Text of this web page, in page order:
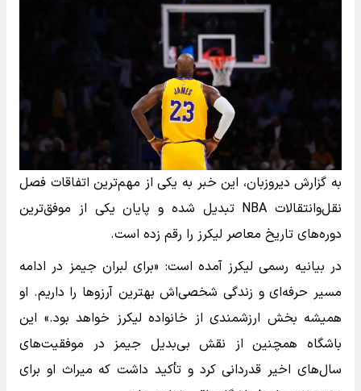
به گزارش دیروزبان، این خبر به یکی از مهم‌ترین اتفاقات فصل
نقل‌وانتقالات NBA تبدیل شده و پایان یکی از موفق‌ترین
دوره‌های تاریخ معاصر لیکرز را رقم زده است.
در بیانیه رسمی لیکرز آمده است: «برای لبران جیمز در ادامه
مسیر حرفه‌ای و زندگی شخصی‌اش بهترین آرزوها را داریم. او
همیشه بخش ارزشمندی از خانواده لیکرز خواهد بود.» این
باشگاه همچنین از نقش بی‌بدیل جیمز در موفقیت‌های
سال‌های اخیر قدردانی کرد و تأکید داشت که میراث او برای